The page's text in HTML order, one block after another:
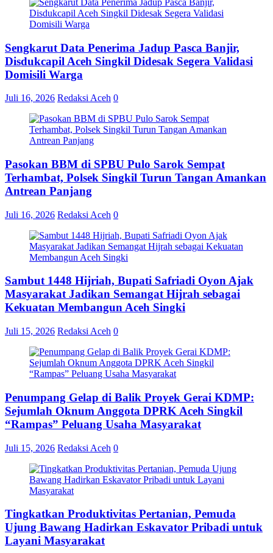
Sengkarut Data Penerima Jadup Pasca Banjir,
Disdukcapil Aceh Singkil Didesak Segera Validasi
Domisili Warga
Juli 16, 2026 Redaksi Aceh 0
Pasokan BBM di SPBU Pulo Sarok Sempat
Terhambat, Polsek Singkil Turun Tangan Amankan
Antrean Panjang
Juli 16, 2026 Redaksi Aceh 0
Sambut 1448 Hijriah, Bupati Safriadi Oyon Ajak
Masyarakat Jadikan Semangat Hijrah sebagai
Kekuatan Membangun Aceh Singki
Juli 15, 2026 Redaksi Aceh 0
Penumpang Gelap di Balik Proyek Gerai KDMP:
Sejumlah Oknum Anggota DPRK Aceh Singkil
“Rampas” Peluang Usaha Masyarakat
Juli 15, 2026 Redaksi Aceh 0
Tingkatkan Produktivitas Pertanian, Pemuda
Ujung Bawang Hadirkan Eskavator Pribadi untuk
Layani Masyarakat